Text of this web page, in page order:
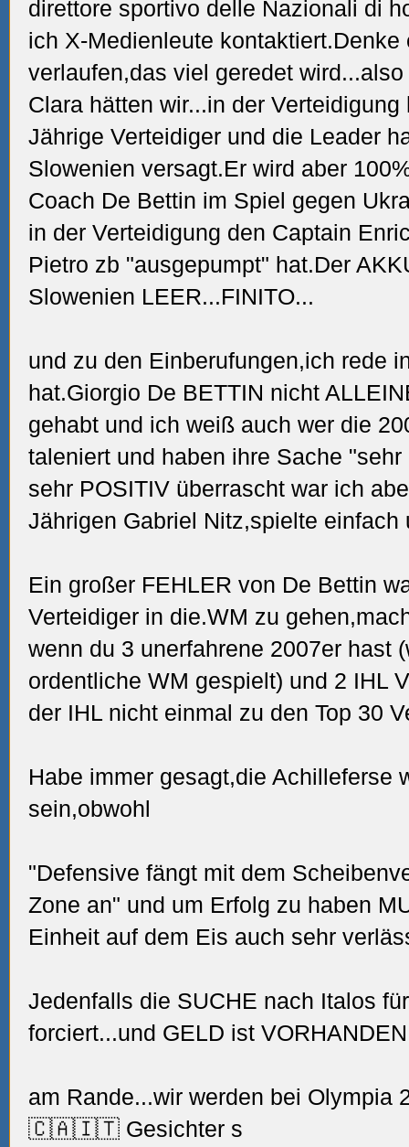
direttore sportivo delle Nazionali di
ich X-Medienleute kontaktiert.Denke
verlaufen,das viel geredet
Clara hätten wir...in der
Jährige Verteidiger und die Leader
Slowenien versagt.Er wird aber
Coach De Bettin im Spiel gegen
in der Verteidigung den Captain
Pietro zb "ausgepumpt" hat.Der
Slowenien LEER...FINITO...
und zu den Einberufungen,ich rede
hat.Giorgio De BETTIN nicht
gehabt und ich weiß auch wer die
taleniert und haben ihre Sache
sehr POSITIV überrascht war ich
Jährigen Gabriel Nitz,spielte einfach
Ein großer FEHLER von De Bettin
Verteidiger in die.WM zu
wenn du 3 unerfahrene 2007er hast
ordentliche WM gespielt) und 2 IHL
der IHL nicht einmal zu den Top 30
Habe immer gesagt,die Achilleferse
sein,obwohl
"Defensive fängt mit dem
Zone an" und um Erfolg zu haben
Einheit auf dem Eis auch sehr
Jedenfalls die SUCHE nach Italos
forciert...und GELD ist
am Rande...wir werden bei Olympia
🇨🇦🇮🇹 Gesichter s